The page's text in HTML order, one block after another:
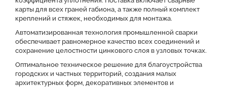
карты для всех граней габиона, а также полный комплект
креплений и стяжек, необходимых для монтажа.
Автоматизированная технология промышленной сварки
обеспечивает равномерное качество всех соединений и
сохранение целостности цинкового слоя в узловых точках.
Оптимальное техническое решение для благоустройства
городских и частных территорий, создания малых
архитектурных форм, декоративных элементов и